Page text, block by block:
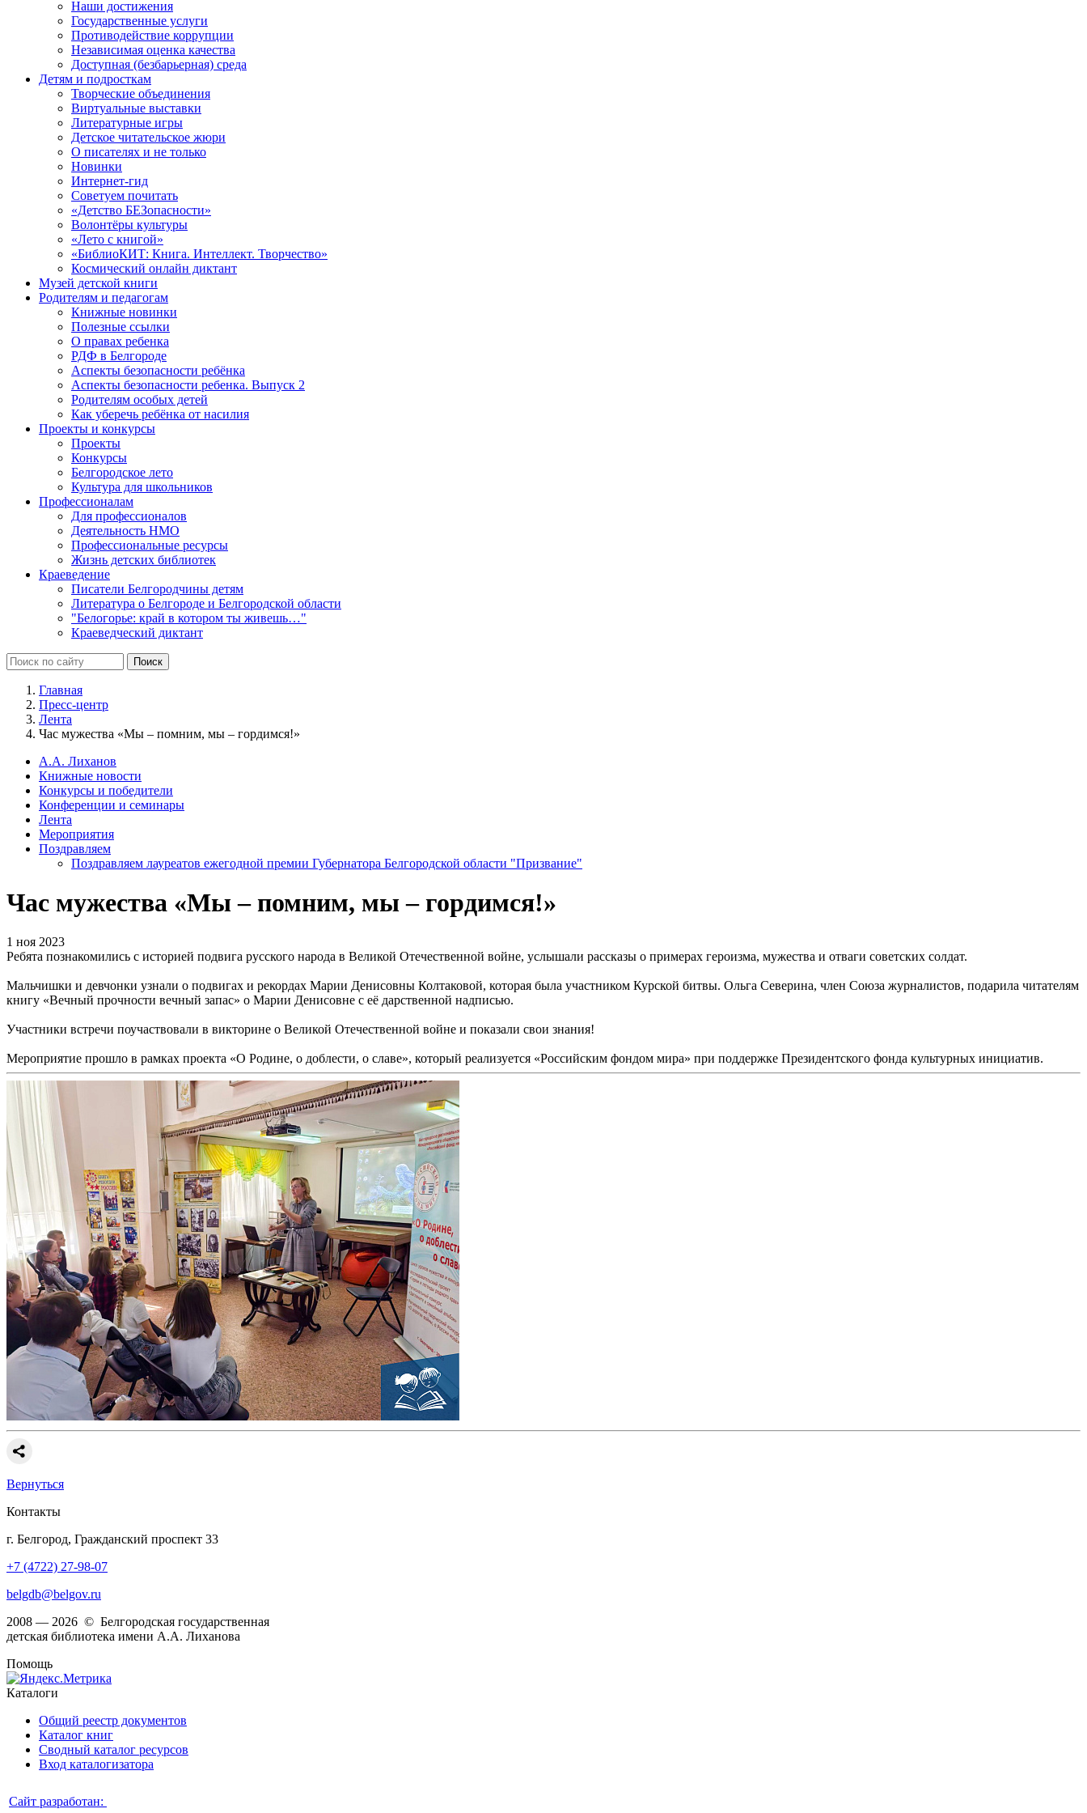
Наши достижения
Государственные услуги
Противодействие коррупции
Независимая оценка качества
Доступная (безбарьерная) среда
Детям и подросткам
Творческие объединения
Виртуальные выставки
Литературные игры
Детское читательское жюри
О писателях и не только
Новинки
Интернет-гид
Советуем почитать
«Детство БЕЗопасности»
Волонтёры культуры
«Лето с книгой»
«БиблиоКИТ: Книга. Интеллект. Творчество»
Космический онлайн диктант
Музей детской книги
Родителям и педагогам
Книжные новинки
Полезные ссылки
О правах ребенка
РДФ в Белгороде
Аспекты безопасности ребёнка
Аспекты безопасности ребенка. Выпуск 2
Родителям особых детей
Как уберечь ребёнка от насилия
Проекты и конкурсы
Проекты
Конкурсы
Белгородское лето
Культура для школьников
Профессионалам
Для профессионалов
Деятельность НМО
Профессиональные ресурсы
Жизнь детских библиотек
Краеведение
Писатели Белгородчины детям
Литература о Белгороде и Белгородской области
"Белогорье: край в котором ты живешь…"
Краеведческий диктант
Главная
Пресс-центр
Лента
Час мужества «Мы – помним, мы – гордимся!»
А.А. Лиханов
Книжные новости
Конкурсы и победители
Конференции и семинары
Лента
Мероприятия
Поздравляем
Поздравляем лауреатов ежегодной премии Губернатора Белгородской области "Призвание"
Час мужества «Мы – помним, мы – гордимся!»
1 ноя 2023
Ребята познакомились с историей подвига русского народа в Великой Отечественной войне, услышали рассказы о примерах героизма, мужества и отваги советских солдат.
Мальчишки и девчонки узнали о подвигах и рекордах Марии Денисовны Колтаковой, которая была участником Курской битвы. Ольга Северина, член Союза журналистов, подарила читателям
книгу «Вечный прочности вечный запас» о Марии Денисовне с её дарственной надписью.
Участники встречи поучаствовали в викторине о Великой Отечественной войне и показали свои знания!
Мероприятие прошло в рамках проекта «О Родине, о доблести, о славе», который реализуется «Российским фондом мира» при поддержке Президентского фонда культурных инициатив.
Вернуться
Контакты
г. Белгород, Гражданский проспект 33
+7 (4722) 27-98-07
belgdb@belgov.ru
2008 — 2026 © Белгородская государственная
детская библиотека имени А.А. Лиханова
Помощь
Каталоги
Общий реестр документов
Каталог книг
Сводный каталог ресурсов
Вход каталогизатора
Сайт разработан: